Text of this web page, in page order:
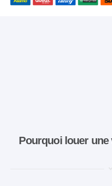
Pourquoi louer